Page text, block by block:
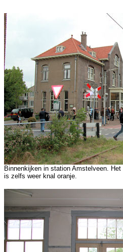
Binnenkijken in station Amstelveen.
is zelfs weer knal oranje.